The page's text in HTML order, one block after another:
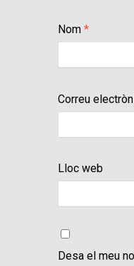
Nom *
Correu
Lloc web
Desa el meu